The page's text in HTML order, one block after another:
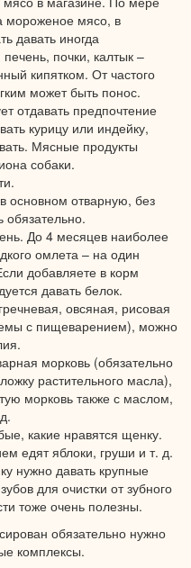
мороженое мясо, в
давать иногда
почки, калтык –
кипятком. От частого
может быть понос.
отдавать предпочтение
курицу или индейку,
Мясные продукты
собаки.
в основном отварную, без
обязательно.
До 4 месяцев наиболее
омлета – на один
добавляете в корм
давать белок.
овсяная, рисовая
с пищеварением), можно
морковь (обязательно
растительного масла),
морковь также с маслом,
какие нравятся щенку.
едят яблоки, груши и т. д.
нужно давать крупные
для очистки от зубного
тоже очень полезны.
обязательно нужно
комплексы.